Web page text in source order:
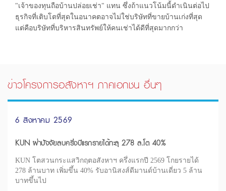
"เจ้าของทุนถือบ้านปล่อยเช่า" แทน ซึ่งถ้าแนวโน้มนี้ดำเนินต่อไป
ธุรกิจที่เติบโตที่สุดในอนาคตอาจไม่ใช่บริษัทที่ขายบ้านเก่งที่สุด
แต่คือบริษัทที่บริหารสินทรัพย์ให้คนเช่าได้ดีที่สุดมากกว่า
ข่าวโครงการอสังหาฯ ภาคเอกชน อื่นๆ
6 สิงหาคม 2569
KUN ฝ่าปัจจัยลบครึ่งปีแรกรายได้ทะลุ 278 ล.โต 40%
KUN โตสวนกระแสวิกฤตอสังหาฯ ครึ่งแรกปี 2569 โกยรายได้
278 ล้านบาท เพิ่มขึ้น 40% รับอานิสงส์ดีมานด์บ้านเดี่ยว 5 ล้าน
บาทขึ้นไป